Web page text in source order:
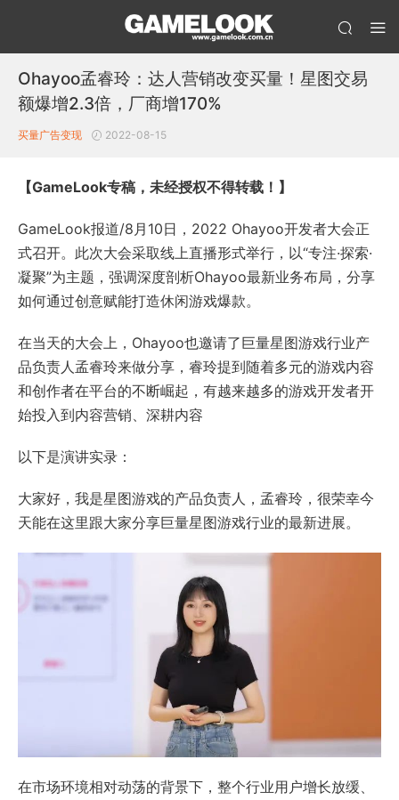
Ohayoo孟睿玲：达人营销改变买量！星图交易
额爆增2.3倍，厂商增170%
买量广告变现 2022-08-15
【GameLook专稿，未经授权不得转载！】
GameLook报道/8月10日，2022 Ohayoo开发者大会正
式召开。此次大会采取线上直播形式举行，以“专注·探索·
凝聚”为主题，强调深度剖析Ohayoo最新业务布局，分享
如何通过创意赋能打造休闲游戏爆款。
在当天的大会上，Ohayoo也邀请了巨量星图游戏行业产
品负责人孟睿玲来做分享，睿玲提到随着多元的游戏内容
和创作者在平台的不断崛起，有越来越多的游戏开发者开
始投入到内容营销、深耕内容
以下是演讲实录：
大家好，我是星图游戏的产品负责人，孟睿玲，很荣幸今
天能在这里跟大家分享巨量星图游戏行业的最新进展。
在市场环境相对动荡的背景下，整个行业用户增长放缓、